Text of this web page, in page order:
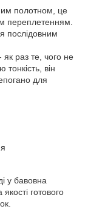
полотном, це
переплетенням.
послідовним
як раз те, чого не
він
для
у бавовна
готового